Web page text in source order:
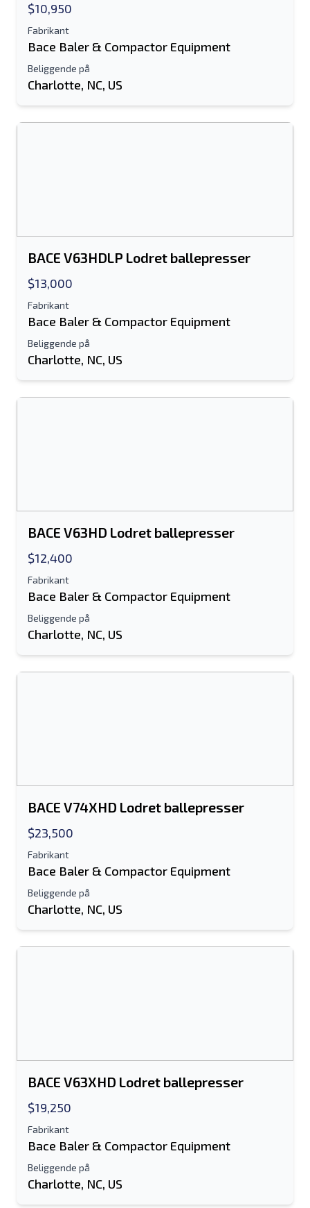
Fulde navn
Email adresse
Mobil
$10,950
Fabrikant
Bace Baler & Compactor Equipment
Beliggende på
Charlotte, NC, US
BACE V63HDLP Lodret ballepresser
$13,000
Fabrikant
Bace Baler & Compactor Equipment
Beliggende på
Charlotte, NC, US
BACE V63HD Lodret ballepresser
$12,400
Fabrikant
Bace Baler & Compactor Equipment
Beliggende på
Charlotte, NC, US
BACE V74XHD Lodret ballepresser
$23,500
Fabrikant
Bace Baler & Compactor Equipment
Beliggende på
Charlotte, NC, US
BACE V63XHD Lodret ballepresser
$19,250
Fabrikant
Bace Baler & Compactor Equipment
Beliggende på
Charlotte, NC, US
Send til en ven
Tekstoversigt til mobilenhed
Dit fulde navn